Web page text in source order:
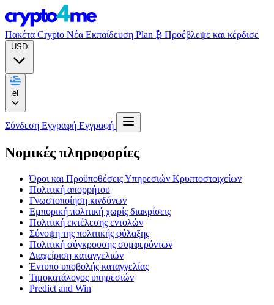
Πακέτα Crypto Νέα Εκπαίδευση Plan ₿ Προέβλεψε και κέρδισε
Σύνδεση Εγγραφή Εγγραφή
Νομικές πληροφορίες
Όροι και Προϋποθέσεις Υπηρεσιών Κρυπτοστοιχείων
Πολιτική απορρήτου
Γνωστοποίηση κινδύνων
Εμπορική πολιτική χωρίς διακρίσεις
Πολιτική εκτέλεσης εντολών
Σύνοψη της πολιτικής φύλαξης
Πολιτική σύγκρουσης συμφερόντων
Διαχείριση καταγγελιών
Έντυπο υποβολής καταγγελίας
Τιμοκατάλογος υπηρεσιών
Predict and Win